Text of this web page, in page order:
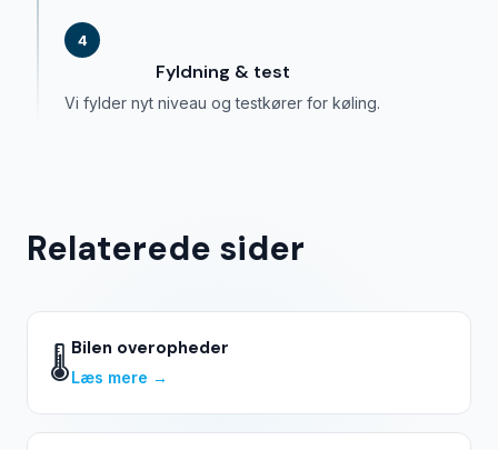
4
Fyldning & test
Vi fylder nyt niveau og testkører for køling.
Relaterede sider
🌡️Bilen overopheder
Læs mere →